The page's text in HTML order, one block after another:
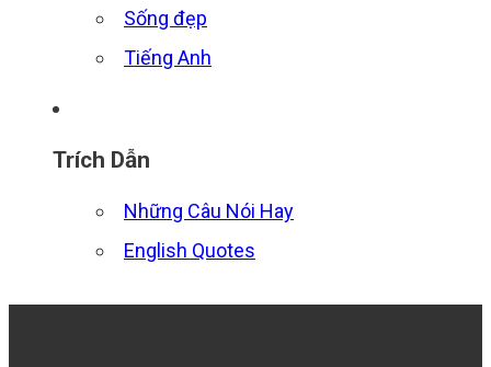
Sống đẹp
Tiếng Anh
Trích Dẫn
Những Câu Nói Hay
English Quotes